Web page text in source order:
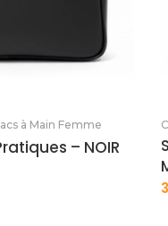
panier
à Main Femme
– NOIR